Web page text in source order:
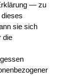
— zu
sie sich
die